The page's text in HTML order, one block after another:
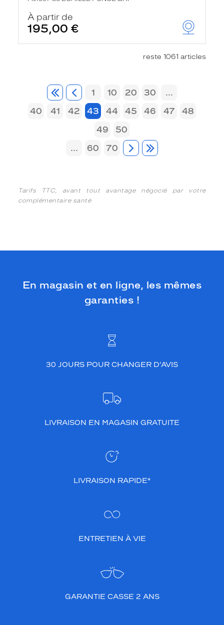
À partir de
195,00 €
reste 1061 articles
1 10 20 30
...
40
41 42 43 44 45 46 47
48
49
50
...
60 70
Tarifs TTC, avant tout avantage négocié par votre
complémentaire santé
En magasin et en ligne, les mêmes
garanties !
30 JOURS POUR CHANGER D’AVIS
LIVRAISON EN MAGASIN GRATUITE
LIVRAISON RAPIDE*
ENTRETIEN À VIE
GARANTIE CASSE 2 ANS